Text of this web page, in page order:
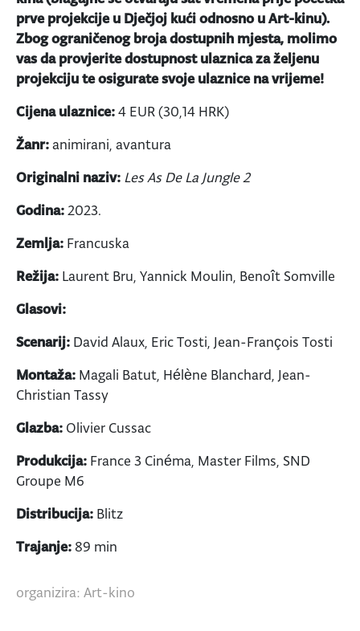
prve projekcije u Dječjoj kući odnosno u Art-kinu).
Zbog ograničenog broja dostupnih mjesta, molimo
vas da provjerite dostupnost ulaznica za željenu
projekciju te osigurate svoje ulaznice na vrijeme!
Cijena ulaznice:4 EUR (30,14 HRK)
Žanr:animirani, avantura
Originalni naziv: Les As De La Jungle 2
Godina:2023.
Zemlja: Francuska
Režija: Laurent Bru, Yannick Moulin, Benoît Somville
Glasovi:
Scenarij: David Alaux, Eric Tosti, Jean-François Tosti
Montaža: Magali Batut, Hélène Blanchard, Jean-
Christian Tassy
Glazba: Olivier Cussac
Produkcija: France 3 Cinéma, Master Films, SND
Groupe M6
Distribucija: Blitz
Trajanje: 89 min
organizira: Art-kino